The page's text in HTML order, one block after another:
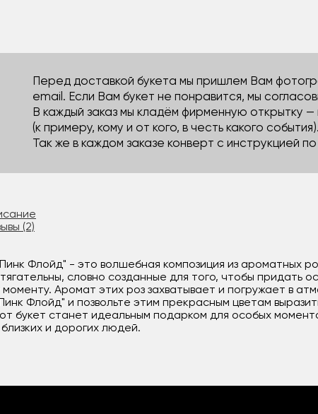
Перед доставкой букета мы пришлем Вам
email. Если Вам букет не понравится, мы
В каждый заказ мы кладём фирменную открытку
(к примеру, кому и от кого, в честь какого события).
Так же в каждом заказе конверт с инструкцией
(2)
Флойд" - это волшебная композиция из ароматных
словно созданные для того, чтобы придать
Аромат этих роз захватывает и погружает в
Флойд" и позвольте этим прекрасным цветам
букет станет идеальным подарком для особых
и дорогих людей.